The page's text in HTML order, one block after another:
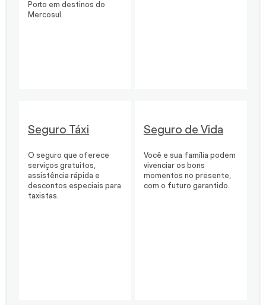
Porto em destinos do
Mercosul.
Seguro Táxi
O seguro que oferece
serviços gratuitos,
assistência rápida e
descontos especiais para
taxistas.
Seguro de Vida
Você e sua família podem
vivenciar os bons
momentos no presente,
com o futuro garantido.